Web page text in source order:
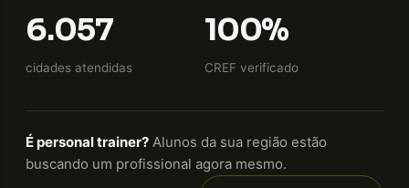
6.057
cidades atendidas
100%
CREF verificado
É personal trainer? Alunos da sua região estão
buscando um profissional agora mesmo.